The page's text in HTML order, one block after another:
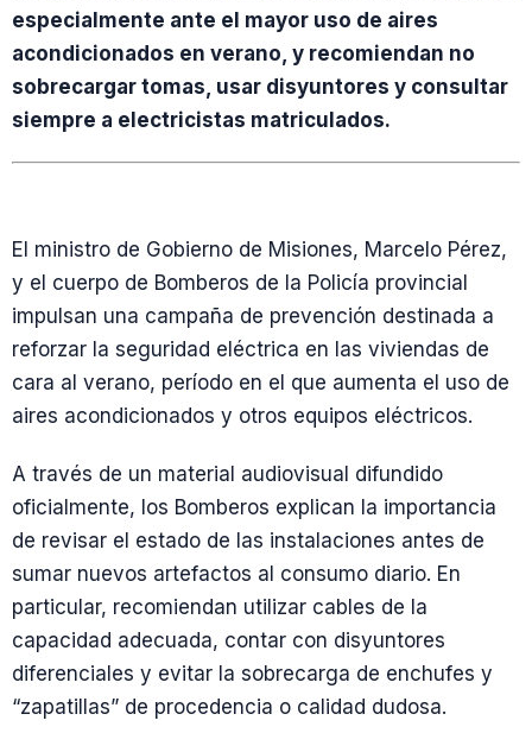
especialmente ante el mayor uso de aires
acondicionados en verano, y recomiendan no
sobrecargar tomas, usar disyuntores y consultar
siempre a electricistas matriculados.
El ministro de Gobierno de Misiones, Marcelo Pérez,
y el cuerpo de Bomberos de la Policía provincial
impulsan una campaña de prevención destinada a
reforzar la seguridad eléctrica en las viviendas de
cara al verano, período en el que aumenta el uso de
aires acondicionados y otros equipos eléctricos.
A través de un material audiovisual difundido
oficialmente, los Bomberos explican la importancia
de revisar el estado de las instalaciones antes de
sumar nuevos artefactos al consumo diario. En
particular, recomiendan utilizar cables de la
capacidad adecuada, contar con disyuntores
diferenciales y evitar la sobrecarga de enchufes y
“zapatillas” de procedencia o calidad dudosa.